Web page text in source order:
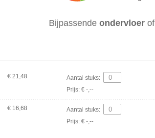
Bijpassendeondervloer of
€ 21,48
Aantal stuks:
Prijs: € -,--
€ 16,68
Aantal stuks:
Prijs: € -,--